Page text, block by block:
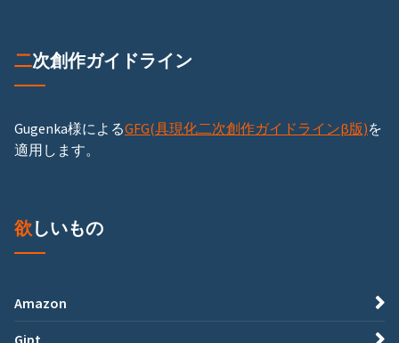
二次創作ガイドライン
Gugenka様によるGFG(具現化二次創作ガイドラインβ版)を
適用します。
欲しいもの
Amazon
Gipt